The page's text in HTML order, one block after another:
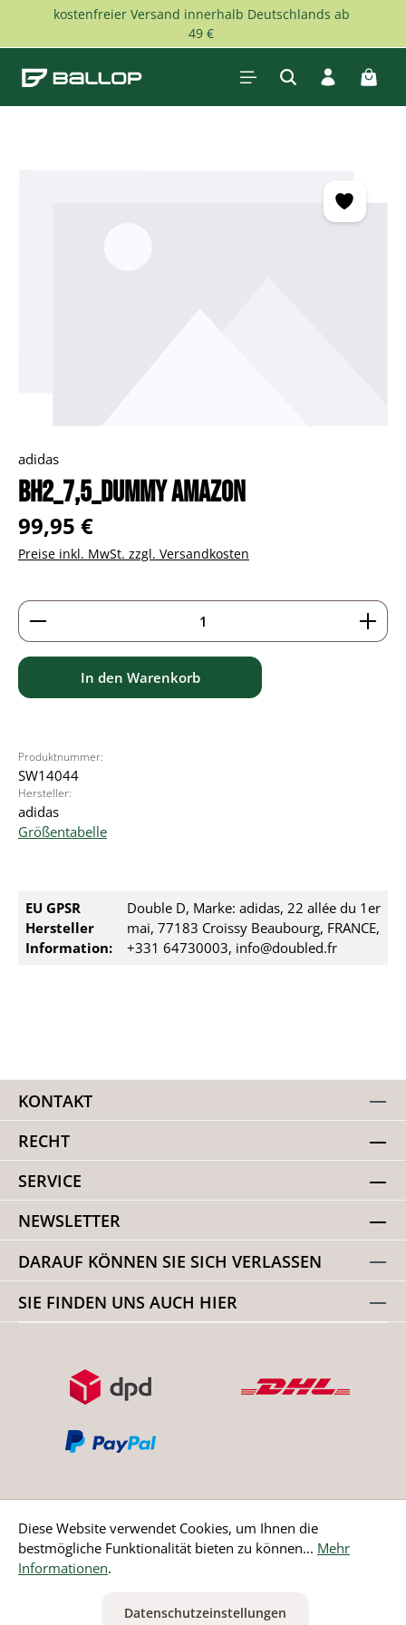
Zum Hauptinhalt springen
kostenfreier Versand innerhalb Deutschlands ab
49 €
adidas
BH2_7,5_dummy Amazon
Regulärer Preis:
99,95 €
Preise inkl. MwSt. zzgl. Versandkosten
Produkt Anzahl: Gib den gewünschten Wert ein
In den Warenkorb
Produktnummer:
SW14044
Hersteller:
adidas
Größentabelle
EU GPSR
Hersteller
Information:
Double D, Marke: adidas, 22 allée du 1er
mai, 77183 Croissy Beaubourg, FRANCE,
+331 64730003, info@doubled.fr
KONTAKT
RECHT
SERVICE
NEWSLETTER
DARAUF KÖNNEN SIE SICH VERLASSEN
SIE FINDEN UNS AUCH HIER
Bestellung widerrufen
ausgenommen Nicht EU-Länder
Diese Website verwendet Cookies, um Ihnen die
bestmögliche Funktionalität bieten zu können... Mehr
Informationen.
Datenschutzeinstellungen